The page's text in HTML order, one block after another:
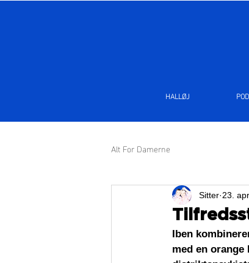
HALLØJ
Alt For Damerne
Sitter 23.
Iben
med en